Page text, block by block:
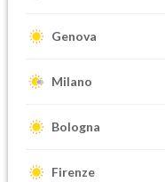
Genova
Milano
Bologna
Firenze